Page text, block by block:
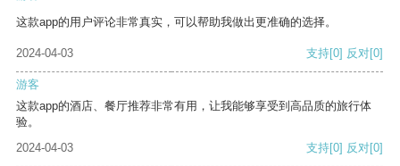
这款app的用户评论非常真实，可以帮助我做出更准确的选择。
2024-04-03 支持[0] 反对[0]
游客
这款app的酒店、餐厅推荐非常有用，让我能够享受到高品质的旅行体
验。
2024-04-03
支持[0] 反对[0]